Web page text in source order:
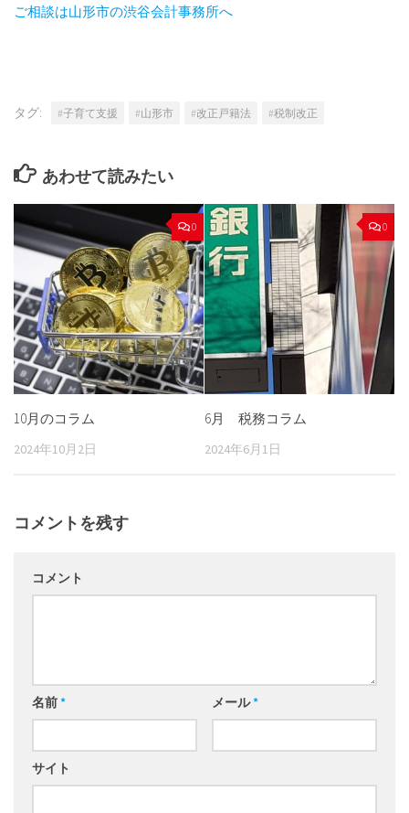
ご相談は山形市の渋谷会計事務所へ
タグ: #子育て支援 #山形市 #改正戸籍法 #税制改正
あわせて読みたい
0
10月のコラム
2024年10月2日
0
6月 税務コラム
2024年6月1日
コメントを残す
コメント
名前* メール*
サイト